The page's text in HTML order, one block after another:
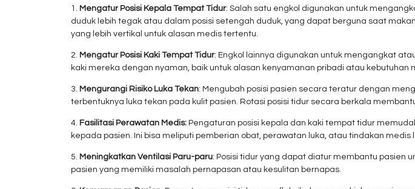
1. Mengatur Posisi Kepala Tempat Tidur: Salah satu engkol digunakan untuk
duduk lebih tegak atau dalam posisi setengah duduk, yang dapat berguna saat
yang lebih vertikal untuk alasan medis tertentu.
2. Mengatur Posisi Kaki Tempat Tidur: Engkol lainnya digunakan untuk mengangkat
kaki mereka dengan nyaman, baik untuk alasan kenyamanan pribadi atau
3. Mengurangi Risiko Luka Tekan: Mengubah posisi pasien secara teratur dengan
terbentuknya luka tekan pada kulit pasien. Rotasi posisi tidur secara berkala
4. Fasilitasi Perawatan Medis: Pengaturan posisi kepala dan kaki tempat tidur
kepada pasien. Ini bisa meliputi pemberian obat, perawatan luka, atau tindakan medis
5. Meningkatkan Ventilasi Paru-paru: Posisi tidur yang dapat diatur membantu pasien
pasien yang memiliki masalah pernapasan atau kesulitan bernapas.